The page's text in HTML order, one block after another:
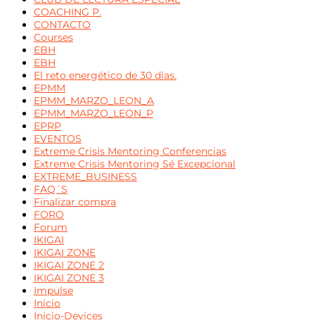
COACHING P.
CONTACTO
Courses
EBH
EBH
El reto energético de 30 días.
EPMM
EPMM_MARZO_LEON_A
EPMM_MARZO_LEON_P
EPRP
EVENTOS
Extreme Crisis Mentoring Conferencias
Extreme Crisis Mentoring Sé Excepcional
EXTREME_BUSINESS
FAQ´S
Finalizar compra
FORO
Forum
IKIGAI
IKIGAI ZONE
IKIGAI ZONE 2
IKIGAI ZONE 3
Impulse
Inicio
Inicio-Devices